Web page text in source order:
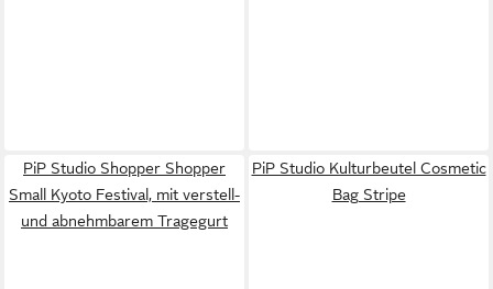
PiP Studio Shopper Shopper
Small Kyoto Festival, mit verstell-
und abnehmbarem Tragegurt
PiP Studio Kulturbeutel Cosmetic
Bag Stripe